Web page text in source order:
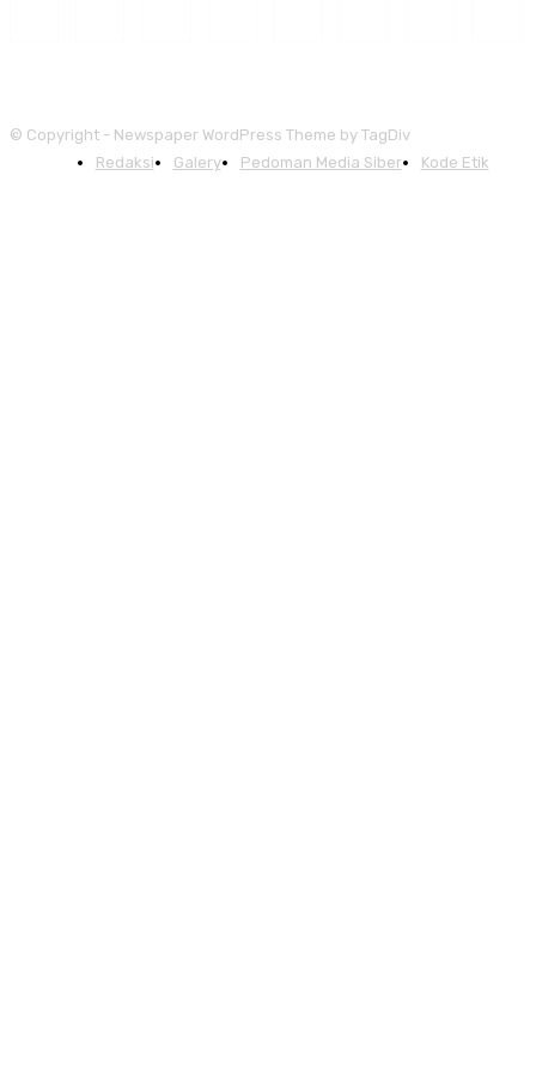
© Copyright - Newspaper WordPress Theme by TagDiv
Redaksi
Galery Pedoman Media Siber Kode Etik